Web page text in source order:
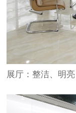
展厅：整洁、明亮